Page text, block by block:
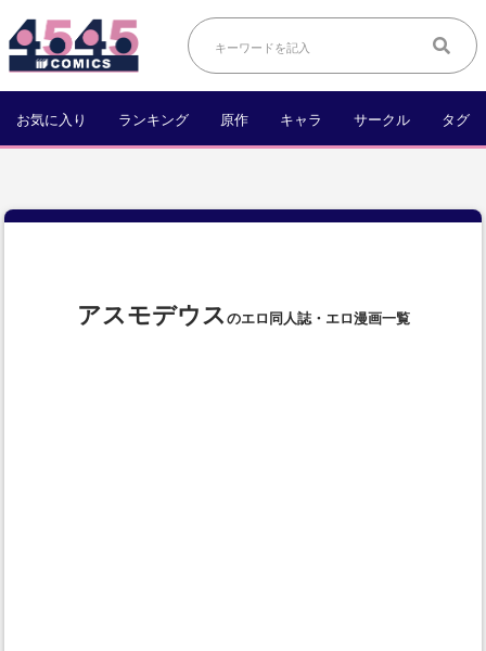
お気に入り ランキング 原作 キャラ サークル タグ
アスモデウスのエロ同人誌・エロ漫画一覧